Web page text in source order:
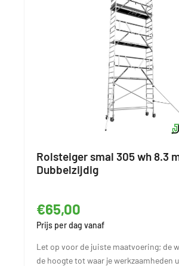
Rolsteiger smal 305 wh 8.3
Dubbelzijdig
Prijs per dag vanaf
€65,00
Let op voor de juiste maatvoering; de
de hoogte tot waar je werkzaamheden